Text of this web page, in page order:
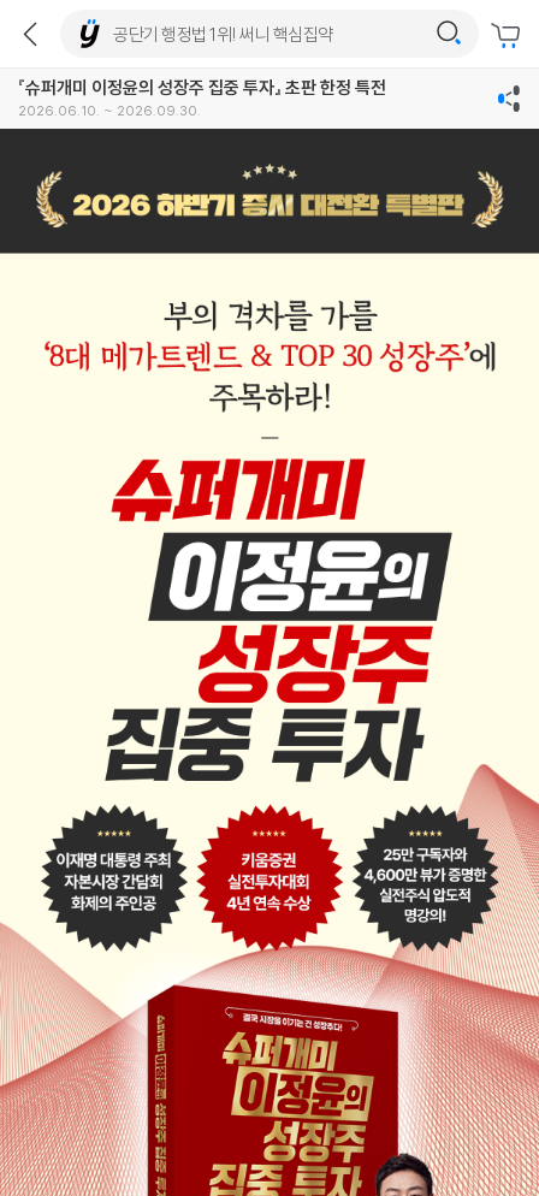
『슈퍼개미 이정윤의 성장주 집중 투자』 초판 한정 특전
2026.06.10. ~ 2026.09.30.